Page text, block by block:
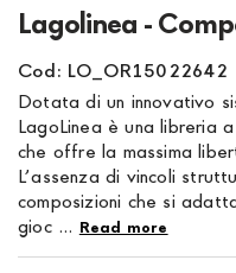
Lagolinea -
Cod: LO_OR15022642
Dotata di un innovativo
LagoLinea è una libreria
che offre la massima
L’assenza di vincoli
composizioni che si
gioc ... Read more
Skip
to
the
beginning
of
the
images
gallery